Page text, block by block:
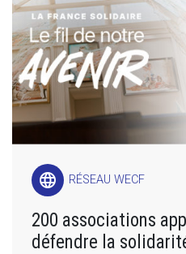
language RÉSEAU WECF
200 associations
défendre la